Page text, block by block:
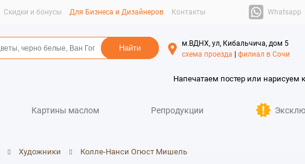
Скидки и бонусы Для Бизнеса и Дизайнеров Контакты Whatsapp
м.ВДНХ, ул, Кибальчича, дом 5
схема проезда
филиал в Сочи
Напечатаем постер или нарисуем
Картины маслом Репродукции
Художники Колле-Нанси Огюст Мишель